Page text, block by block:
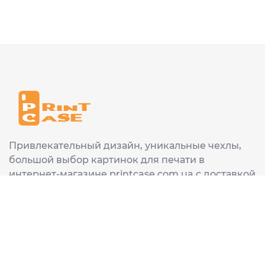
Привлекательный дизайн, уникальные чехлы,
большой выбор картинок для печати в
интернет-магазине printcase.com.ua с доставкой